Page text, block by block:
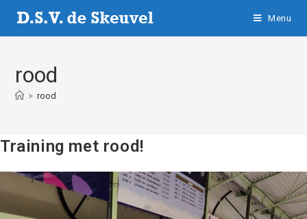
Menu
rood
> rood
Training met rood!